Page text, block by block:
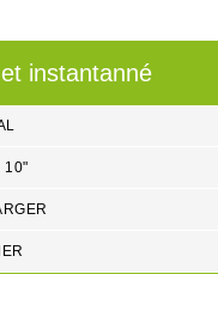
instantanné
10"